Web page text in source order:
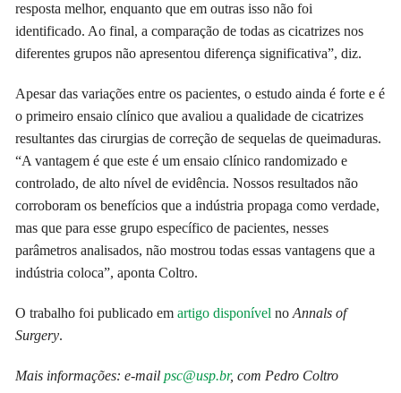
resposta melhor, enquanto que em outras isso não foi
identificado. Ao final, a comparação de todas as cicatrizes nos
diferentes grupos não apresentou diferença significativa”, diz.
Apesar das variações entre os pacientes, o estudo ainda é forte e é
o primeiro ensaio clínico que avaliou a qualidade de cicatrizes
resultantes das cirurgias de correção de sequelas de queimaduras.
“A vantagem é que este é um ensaio clínico randomizado e
controlado, de alto nível de evidência. Nossos resultados não
corroboram os benefícios que a indústria propaga como verdade,
mas que para esse grupo específico de pacientes, nesses
parâmetros analisados, não mostrou todas essas vantagens que a
indústria coloca”, aponta Coltro.
O trabalho foi publicado emartigo disponível noAnnals of
Surgery.
Mais informações:e-mailpsc@usp.br, com Pedro Coltro